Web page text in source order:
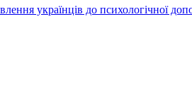
українців до психологічної